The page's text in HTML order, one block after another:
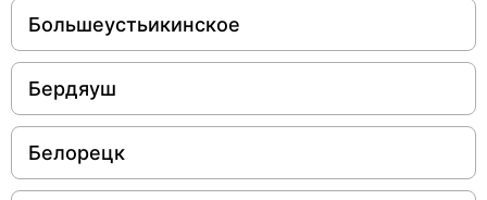
Большеустьикинское
Бердяуш
Белорецк